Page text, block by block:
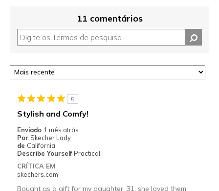
11 comentários
5
Stylish and Comfy!
Enviado 1 mês atrás
Por Skecher Lady
de California
Describe Yourself Practical
CRÍTICA EM
skechers.com
Bought as a gift for my daughter, 31, she loved them.